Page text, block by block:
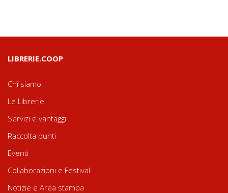
LIBRERIE.COOP
Chi siamo
Le Librerie
Servizi e vantaggi
Raccolta punti
Eventi
Collaborazioni e Festival
Notizie e Area stampa